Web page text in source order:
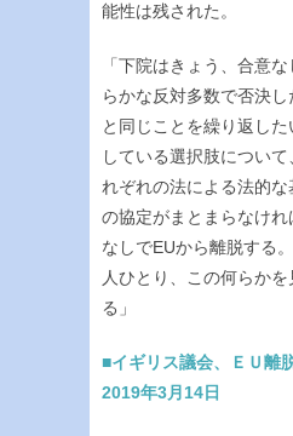
能性は残された。
「下院はきょう、合意
らかな反対多数で否決
と同じことを繰り返し
している選択肢につい
れぞれの法による法的
の協定がまとまらなけ
なしでEUから離脱する
人ひとり、この何らか
る」
■イギリス議会、ＥＵ離
2019年3月14日